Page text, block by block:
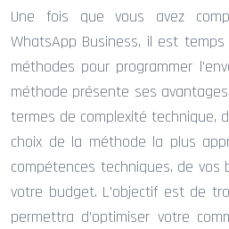
Une fois que vous avez
WhatsApp Business, il est temps
méthodes pour programmer
méthode présente ses
termes de complexité technique,
choix de la méthode la plus
compétences techniques, de vos
votre budget. L’objectif est de
permettra d’optimiser votre